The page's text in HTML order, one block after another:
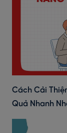
Cách Cải
Quả Nhanh